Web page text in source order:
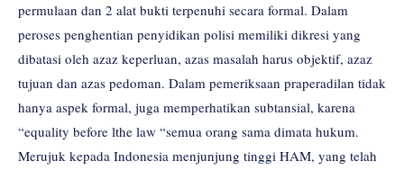
permulaan dan 2 alat bukti terpenuhi secara formal. Dalam
peroses penghentian penyidikan polisi memiliki dikresi yang
dibatasi oleh azaz keperluan, azas masalah harus objektif, azaz
tujuan dan azas pedoman. Dalam pemeriksaan praperadilan tidak
hanya aspek formal, juga memperhatikan subtansial, karena
“equality before lthe law “semua orang sama dimata hukum.
Merujuk kepada Indonesia menjunjung tinggi HAM, yang telah